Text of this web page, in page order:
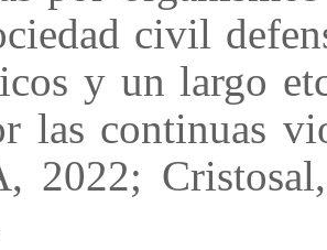
civil
y un largo
las continuas
2022;